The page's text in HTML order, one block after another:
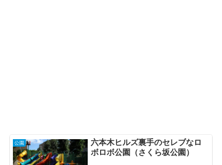
公園
六本木ヒルズ裏手のセレブなロ
ボロボ公園（さくら坂公園）